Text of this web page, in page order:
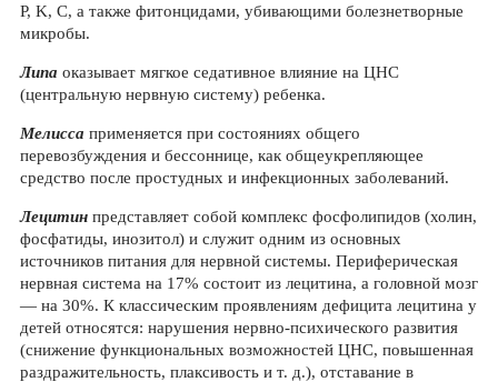
P, K, С, а также фитонцидами, убивающими болезнетворные
микробы.
Липа оказывает мягкое седативное влияние на ЦНС
(центральную нервную систему) ребенка.
Мелисса применяется при состояниях общего
перевозбуждения и бессоннице, как общеукрепляющее
средство после простудных и инфекционных заболеваний.
Лецитинпредставляет собой комплекс фосфолипидов (холин,
фосфатиды, инозитол) и служит одним из основных
источников питания для нервной системы. Периферическая
нервная система на 17% состоит из лецитина, а головной мозг
— на 30%. К классическим проявлениям дефицита лецитина у
детей относятся: нарушения нервно-психического развития
(снижение функциональных возможностей ЦНС, повышенная
раздражительность, плаксивость и т. д.), отставание в